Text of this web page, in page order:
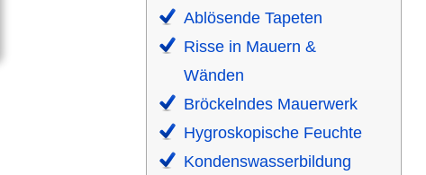
Ablösende Tapeten
Risse in Mauern &
Wänden
Bröckelndes Mauerwerk
Hygros­kopische Feuchte
Kondens­wasser­bildung